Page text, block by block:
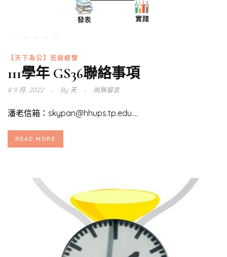
【天下為公】班級經營
111學年 GS36聯絡事項
8 9 月, 2022 By天 尚無留言
潘老信箱：skypan@hhups.tp.edu....
READ MORE